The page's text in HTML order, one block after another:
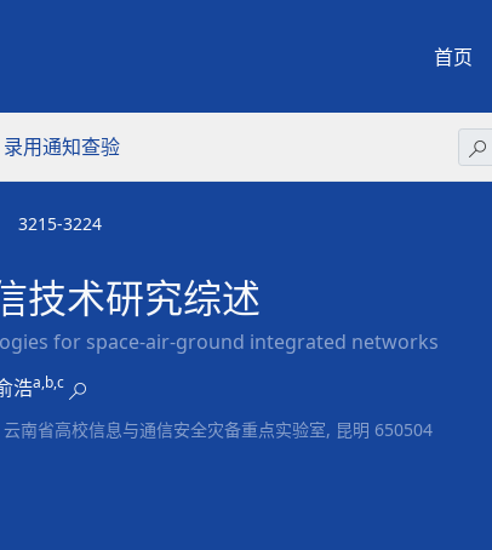
首页
录用通知查验
3215-3224
技术研究综述
for space-air-ground integrated networks
浩a,b,c
南省高校信息与通信安全灾备重点实验室, 昆明 650504